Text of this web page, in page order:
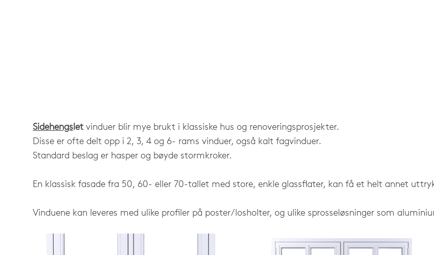
Sidehengslet vinduer blir mye brukt i klassiske hus og renoveringsprosjekter.
Disse er ofte delt opp i 2, 3, 4 og 6- rams vinduer, også kalt fagvinduer.
Standard beslag er hasper og bøyde stormkroker.
En klassisk fasade fra 50, 60- eller 70-tallet med store, enkle glassflater, kan få et helt annet
Vinduene kan leveres med ulike profiler på poster/losholter, og ulike sprosseløsninger som